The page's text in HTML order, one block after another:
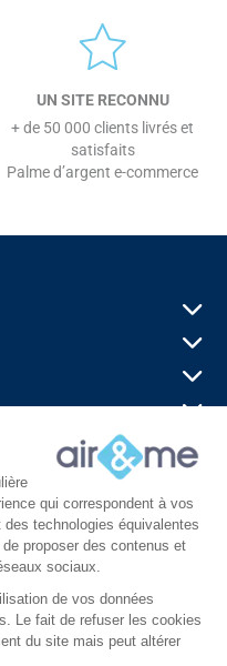
UN SITE RECONNU
+ de 50 000 clients livrés et
satisfaits
Palme d’argent e-commerce
et actus sur l’air
qui correspondent à vos
technologies équivalentes
proposer des contenus et
sociaux.
de vos données
Le fait de refuser les cookies
du site mais peut altérer